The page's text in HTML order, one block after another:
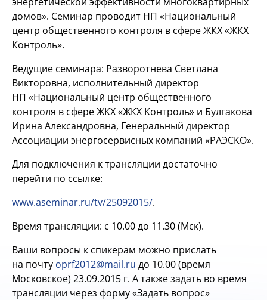
домов». Семинар проводит НП «Национальный
центр общественного контроля в сфере ЖКХ «ЖКХ
Контроль».
Ведущие семинара: Разворотнева Светлана
Викторовна, исполнительный директор
НП «Национальный центр общественного
контроля в сфере ЖКХ «ЖКХ Контроль» и Булгакова
Ирина Александровна, Генеральный директор
Ассоциации энергосервисных компаний «РАЭСКО».
Для подключения к трансляции достаточно
перейти по ссылке:
www.aseminar.ru/tv/25092015/.
Время трансляции: с 10.00 до 11.30 (Мск).
Ваши вопросы к спикерам можно прислать
на почту oprf2012@mail.ru до 10.00 (время
Московское) 23.09.2015 г. А также задать во время
трансляции через форму «Задать вопрос»